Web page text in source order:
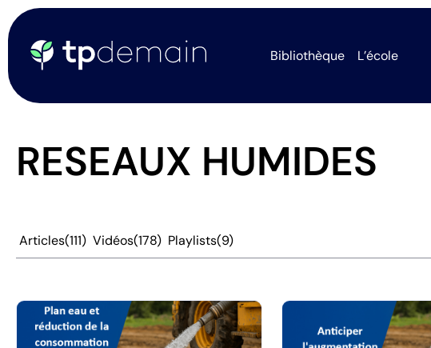
Bibliothèque L’école
RESEAUX HUMIDES
Articles(111) Vidéos(178) Playlists(9)